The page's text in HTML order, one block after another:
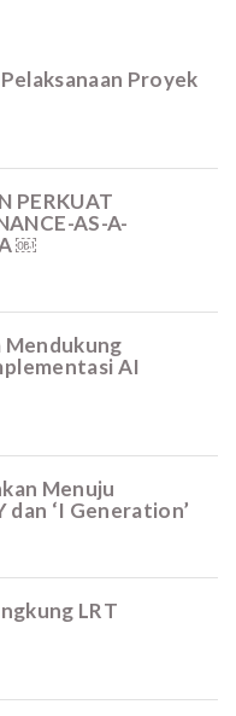
Proyek
PERKUAT
AS-A-
￼
Mendukung
AI
Menuju
dan ‘I Generation’
LRT